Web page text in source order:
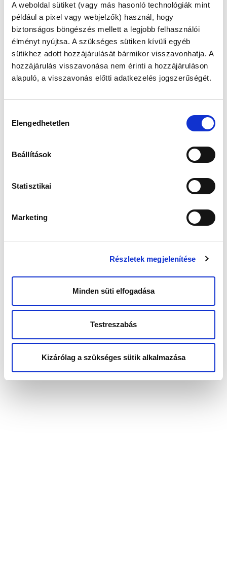
A weboldal sütiket (vagy más hasonló technológiák mint
például a pixel vagy webjelzők) használ, hogy
biztonságos böngészés mellett a legjobb felhasználói
élményt nyújtsa. A szükséges sütiken kívüli egyéb
sütikhez adott hozzájárulását bármikor visszavonhatja. A
hozzájárulás visszavonása nem érinti a hozzájáruláson
alapuló, a visszavonás előtti adatkezelés jogszerűségét.
kiválasztása
Elengedhetetlen
Beállítások
Statisztikai
Marketing
Részletek megjelenítése
Minden süti elfogadása
Testreszabás
Kizárólag a szükséges sütik alkalmazása
KAPOSVÁR
2021. JÚNIUS 12. – KOSSUTH TÉR